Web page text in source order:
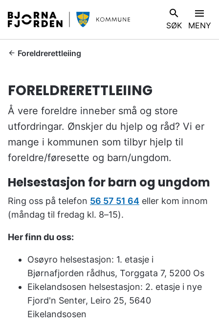
B
j
ø
r
f
o
r
e
n
o
m
m
u
n
SØK
V
I
MENY
D
e
r
:
Foreldrerettleiing
FORELDRERETTLEIING
Å vere foreldre inneber små og store
utfordringar. Ønskjer du hjelp og råd? Vi er
mange i kommunen som tilbyr hjelp til
foreldre/føresette og barn/ungdom.
Helsestasjon for barn og ungdom
Ring oss på telefon 56 57 51 64 eller kom innom
(måndag til fredag kl. 8–15).
Her finn du oss:
Osøyro helsestasjon: 1. etasje i
Bjørnafjorden rådhus, Torggata 7, 5200 Os
Eikelandsosen helsestasjon: 2. etasje i nye
Fjord'n Senter, Leiro 25, 5640
Eikelandsosen